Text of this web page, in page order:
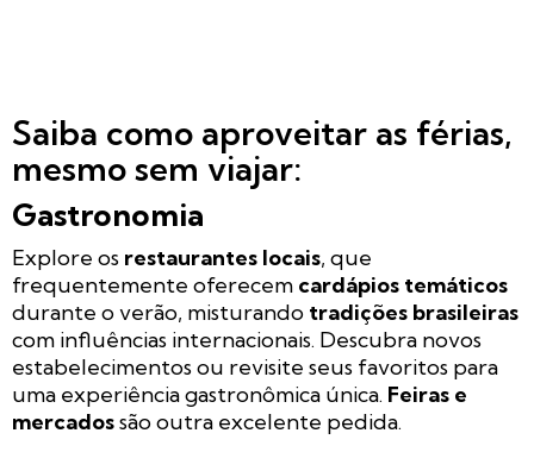
Saiba como aproveitar as férias,
mesmo sem viajar:
Gastronomia
Explore os restaurantes locais, que
frequentemente oferecem cardápios temáticos
durante o verão, misturando tradições brasileiras
com influências internacionais. Descubra novos
estabelecimentos ou revisite seus favoritos para
uma experiência gastronômica única. Feiras e
mercadossão outra excelente pedida.